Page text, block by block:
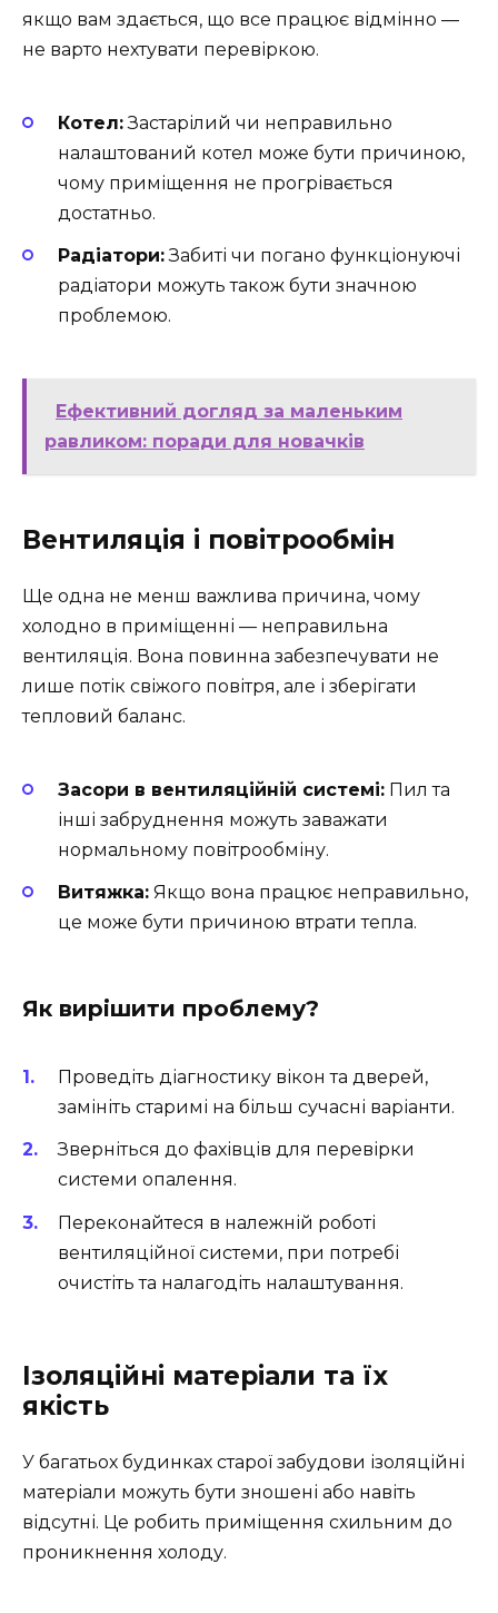
якщо вам здається, що все працює відмінно —
не варто нехтувати перевіркою.
Котел:Застарілий чи неправильно
налаштований котел може бути причиною,
чому приміщення не прогрівається
достатньо.
Радіатори:Забиті чи погано функціонуючі
радіатори можуть також бути значною
проблемою.
Ефективний догляд за маленьким
равликом: поради для новачків
Вентиляція і повітрообмін
Ще одна не менш важлива причина, чому
холодно в приміщенні — неправильна
вентиляція. Вона повинна забезпечувати не
лише потік свіжого повітря, але і зберігати
тепловий баланс.
Засори в вентиляційній системі: Пил та
інші забруднення можуть заважати
нормальному повітрообміну.
Витяжка: Якщо вона працює неправильно,
це може бути причиною втрати тепла.
Як вирішити проблему?
Проведіть діагностику вікон та дверей,
замініть старимі на більш сучасні варіанти.
Зверніться до фахівців для перевірки
системи опалення.
Переконайтеся в належній роботі
вентиляційної системи, при потребі
очистіть та налагодіть налаштування.
Ізоляційні матеріали та їх
якість
У багатьох будинках старої забудови ізоляційні
матеріали можуть бути зношені або навіть
відсутні. Це робить приміщення схильним до
проникнення холоду.